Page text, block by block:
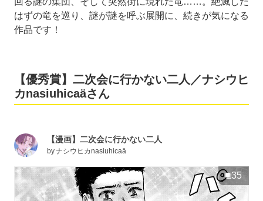
はずの竜を巡り、謎が謎を呼ぶ展開に、続きが気になる
作品です！
【優秀賞】二次会に行かない二人／ナシウヒ
カnasiuhicaäさん
【漫画】二次会に行かない二人
byナシウヒカnasiuhicaä
35